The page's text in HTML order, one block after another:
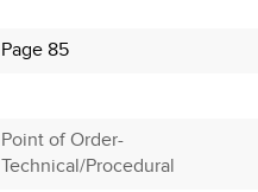
Page 85
Point of Order-
Technical/Procedural